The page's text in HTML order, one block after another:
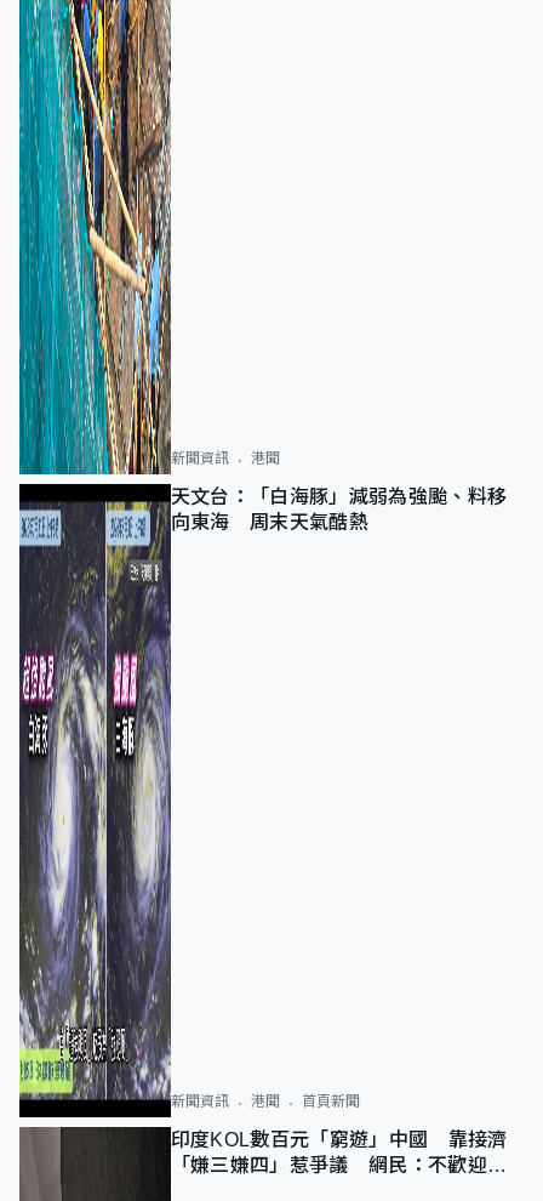
新聞資訊 港聞
天文台：「白海豚」減弱為強颱、料移
向東海 周末天氣酷熱
新聞資訊 港聞 首頁新聞
印度KOL數百元「窮遊」中國 靠接濟
「嫌三嫌四」惹爭議 網民：不歡迎劣